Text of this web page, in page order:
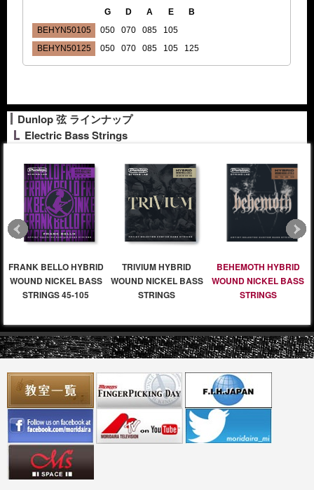
G D A E
B
BEHYN50105
050 070 085
105
BEHYN50125
050 070 085 105 125
Dunlop 弦 ラインナップ
Electric Bass Strings
FRANK BELLO HYBRID
WOUND NICKEL BASS
STRINGS 45-105
TRIVIUM HYBRID
WOUND NICKEL BASS
STRINGS
BEHEMOTH HYBRID
WOUND NICKEL BASS
STRINGS